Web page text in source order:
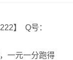
】 Q号：
一元一分跑得